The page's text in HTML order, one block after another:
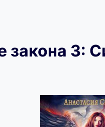
закона 3: